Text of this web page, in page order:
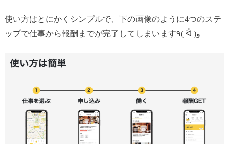
使い方はとにかくシンプルで、下の画像のように4つのステ
ップで仕事から報酬までが完了してしまいます٩( ᐛ )و